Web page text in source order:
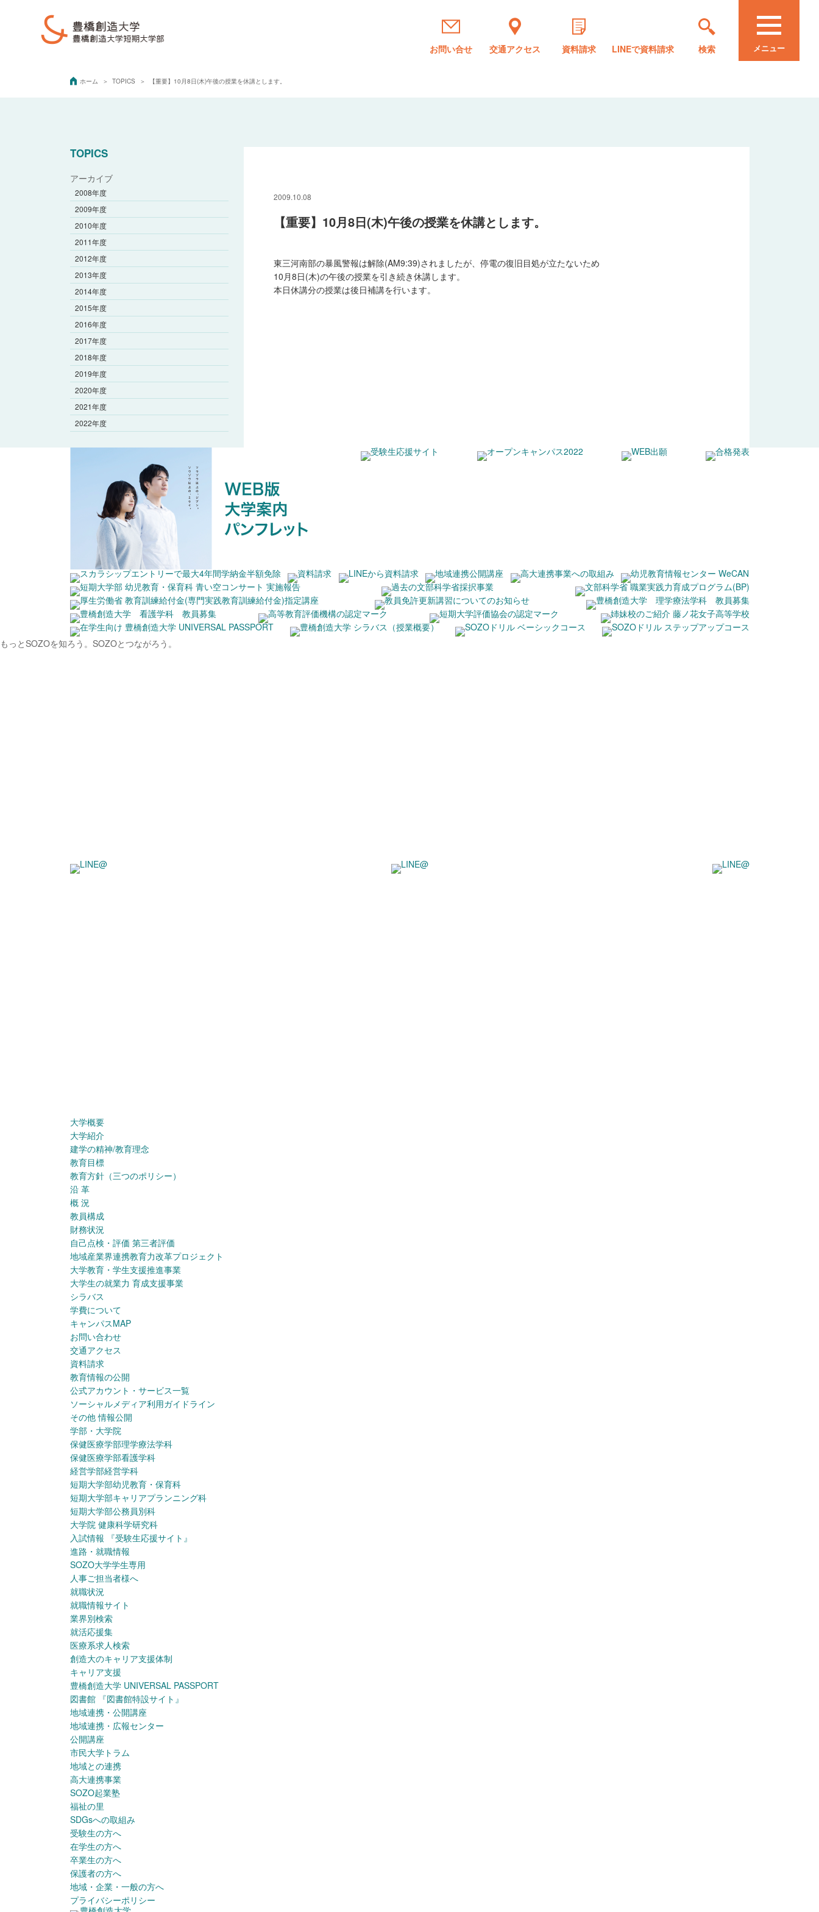
お問い合せ 交通アクセス 資料請求 LINEで資料請求 検索 メニュー
ホーム TOPICS 【重要】10月8日(木)午後の授業を休講とします。
TOPICS
アーカイブ
2008年度
2009年度
2010年度
2011年度
2012年度
2013年度
2014年度
2015年度
2016年度
2017年度
2018年度
2019年度
2020年度
2021年度
2022年度
2009.10.08
【重要】10月8日(木)午後の授業を休講とします。
東三河南部の暴風警報は解除(AM9:39)されましたが、停電の復旧目処が立たないため
10月8日(木)の午後の授業を引き続き休講します。
本日休講分の授業は後日補講を行います。
もっとSOZOを知ろう。 SOZOとつながろう。
大学概要
大学紹介
建学の精神/教育理念
教育目標
教育方針（三つのポリシー）
沿 革
概 況
教員構成
財務状況
自己点検・評価 第三者評価
地域産業界連携教育力改革プロジェクト
大学教育・学生支援推進事業
大学生の就業力 育成支援事業
シラバス
学費について
キャンパスMAP
お問い合わせ
交通アクセス
資料請求
教育情報の公開
公式アカウント・サービス一覧
ソーシャルメディア利用ガイドライン
その他 情報公開
学部・大学院
保健医療学部理学療法学科
保健医療学部看護学科
経営学部経営学科
短期大学部幼児教育・保育科
短期大学部キャリアプランニング科
短期大学部公務員別科
大学院 健康科学研究科
入試情報
『受験生応援サイト』
進路・就職情報
SOZO大学学生専用
人事ご担当者様へ
就職状況
就職情報サイト
業界別検索
就活応援集
医療系求人検索
創造大のキャリア支援体制
キャリア支援
豊橋創造大学 UNIVERSAL PASSPORT
図書館 『図書館特設サイト』
地域連携・公開講座
地域連携・広報センター
公開講座
市民大学トラム
地域との連携
高大連携事業
SOZO起業塾
福祉の里
SDGsへの取組み
受験生の方へ
在学生の方へ
卒業生の方へ
保護者の方へ
地域・企業・一般の方へ
プライバシーポリシー